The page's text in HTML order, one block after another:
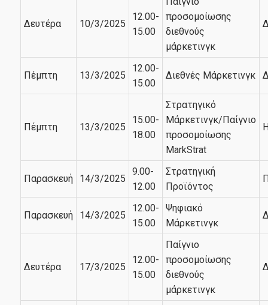
Δευτέρα 10/3/2025
12.00-
15.00
προσομοίωσης
διεθνούς
μάρκετινγκ
Πέμπτη 13/3/2025
12.00-
15.00
Διεθνές Μάρκετινγκ
Πέμπτη 13/3/2025
15.00-
18.00
Στρατηγικό
Μάρκετινγκ/Παίγνιο
προσομοίωσης
MarkStrat
Παρασκευή 14/3/2025
9.00-
12.00
Στρατηγική
Προϊόντος
Παρασκευή 14/3/2025
12.00-
15.00
Ψηφιακό
Μάρκετινγκ
Δευτέρα 17/3/2025
12.00-
15.00
Παίγνιο
προσομοίωσης
διεθνούς
μάρκετινγκ